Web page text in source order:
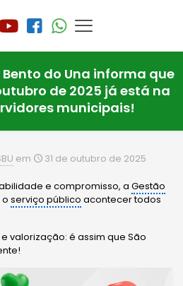
do Una informa que
de 2025 já está na
municipais!
em 31 de outubro de 2025
e compromisso, aGestão
oserviço público acontecer todos
valorização: é assim que São